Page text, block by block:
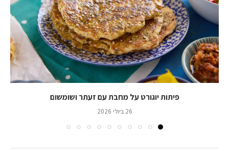
פיתות יוגורט על מחבת עם זעתר ושומשום
26 ביולי 2026